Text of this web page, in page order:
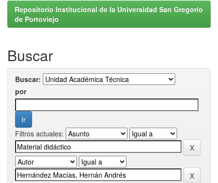
Repositorio Institucional de la Universidad San Gregorio
de Portoviejo
Buscar
Buscar:
por
Filtros actuales: